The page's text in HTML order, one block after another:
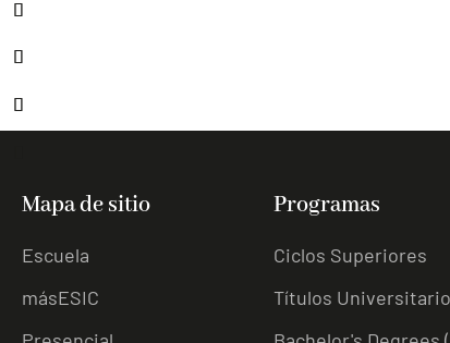
Mapa de sitio
Escuela
másESIC
Programas
Ciclos Superiores
Títulos